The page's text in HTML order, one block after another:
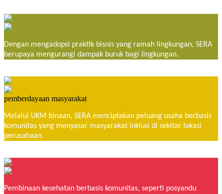
Dengan mengadopsi praktik bisnis yang ramah lingkungan, SERA
berupaya mengurangi dampak buruk bagi lingkungan.
pemberdayaan masyarakat
Melalui UKM binaan, SERA menciptakan peluang usaha berbasis
komunitas yang menyasar masyarakat inklusi di sekitar lokasi
perusahaan.
Pembinaan kesehatan berbasis komunitas, seperti posyandu